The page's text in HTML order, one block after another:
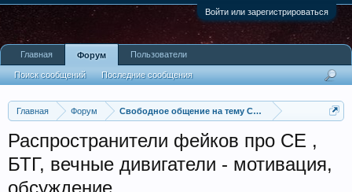
Войти или зарегистрироваться
Главная Форум Свободное общение на тему Свободной Энергии
Распространители фейков про СЕ ,
БТГ, вечные дивигатели - мотивация,
обсуждение
Главная Форум
Поиск сообщений Последние сообщения
Пользователи